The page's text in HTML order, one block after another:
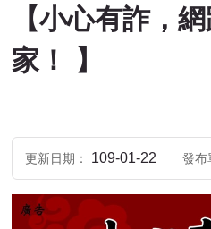
【小心有詐，
家！ 】
更新日期 109-01-22 發布